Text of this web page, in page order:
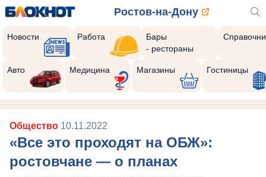
Ростов-на-Дону
Новости Работа
Бары
- рестораны
Авто Медицина Магазины Гостиницы
Общество 10.11.2022
«Все это проходят на ОБЖ»:
ростовчане — о планах